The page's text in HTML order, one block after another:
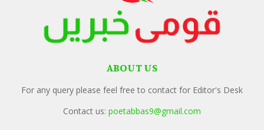
ABOUT US
For any query please feel free to contact for Editor's Desk
Contact us: poetabbas9@gmail.com